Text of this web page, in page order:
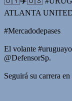
ATLANTA
#Mercadodepases
El volante
@DefensorSp.
Seguirá su carrera